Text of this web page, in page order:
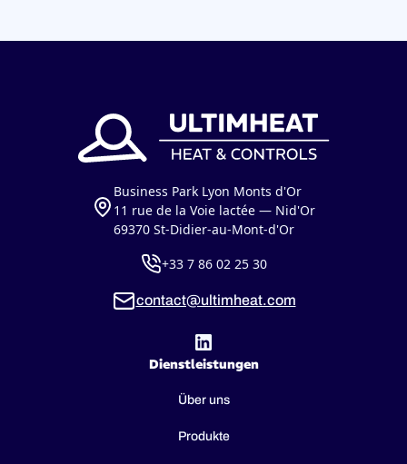
Business Park Lyon Monts d'Or
11 rue de la Voie lactée — Nid'Or
69370 St-Didier-au-Mont-d'Or
+33 7 86 02 25 30
contact@ultimheat.com
Dienstleistungen
Über uns
Produkte